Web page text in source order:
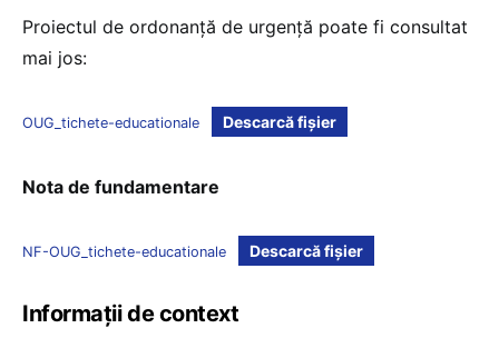
Proiectul de ordonanță de urgență poate fi consultat
mai jos:
OUG_tichete-educationale Descarcă fișier
Nota de fundamentare
NF-OUG_tichete-educationale Descarcă fișier
Informații de context